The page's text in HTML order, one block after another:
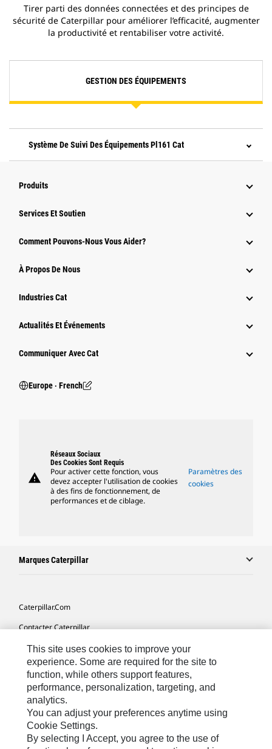
Tirer parti des données connectées et des principes de
sécurité de Caterpillar pour améliorer l’efficacité, augmenter
la productivité et rentabiliser votre activité.
GESTION DES ÉQUIPEMENTS
Système De Suivi Des Équipements Pl161 Cat
Produits
Services Et Soutien
Comment Pouvons-Nous Vous Aider?
À Propos De Nous
Industries Cat
Actualités Et Événements
Communiquer Avec Cat
Europe ‧ French
warning
Réseaux Sociaux
Des Cookies Sont Requis
Pour activer cette fonction, vous
devez accepter l'utilisation de cookies
à des fins de fonctionnement, de
performances et de ciblage.
Paramètres des
cookies
Marques Caterpillar
Caterpillar.com
Contacter Caterpillar
Mes Préférences Marketing
Plan Du Site
Cookie Settings
Légales
Confidentialité
This site uses cookies to improve your
experience. Some are required for the site to
function, while others support features,
performance, personalization, targeting, and
analytics.
You can adjust your preferences anytime using
Cookie Settings.
By selecting I Accept, you agree to the use of